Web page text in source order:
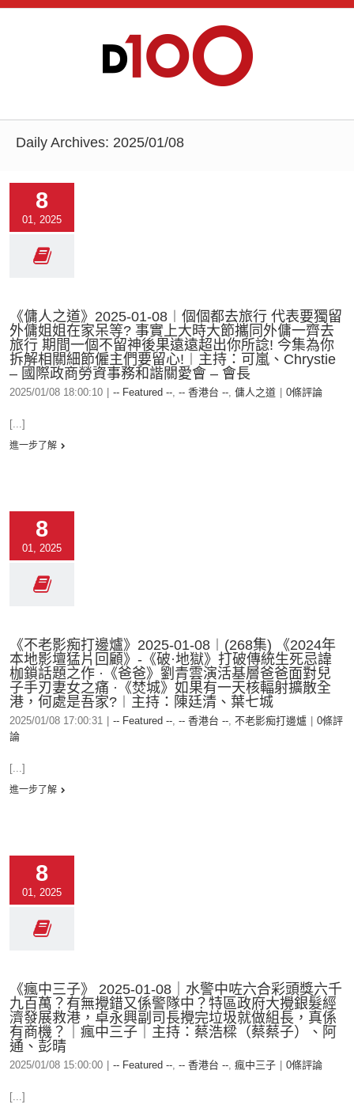
Daily Archives: 2025/01/08
8
01, 2025
《傭人之道》2025-01-08︱個個都去旅行 代表要獨留
外傭姐姐在家呆等? 事實上大時大節攜同外傭一齊去
旅行 期間一個不留神後果遠遠超出你所諗! 今集為你
拆解相關細節僱主們要留心!︱主持：可嵐、Chrystie
– 國際政商勞資事務和諧關愛會 – 會長
2025/01/08 18:00:10 -- Featured --, -- 香港台 --, 傭人之道 0條評論
[...]
進一步了解
8
01, 2025
《不老影痴打邊爐》2025-01-08︱(268集) 《2024年
本地影壇猛片回顧》-《破·地獄》打破傳統生死忌諱
枷鎖話題之作 ·《爸爸》劉青雲演活基層爸爸面對兒
子手刃妻女之痛 ·《焚城》如果有一天核輻射擴散全
港，何處是吾家?︱主持：陳廷清、葉七城
2025/01/08 17:00:31 -- Featured --, -- 香港台 --, 不老影痴打邊爐
0條評
論
[...]
進一步了解
8
01, 2025
《瘋中三子》 2025-01-08｜水警中咗六合彩頭獎六千
九百萬？有無攪錯又係警隊中？特區政府大攪銀髮經
濟發展救港，卓永興副司長攪完垃圾就做組長，真係
有商機？｜瘋中三子｜主持：蔡浩樑（蔡蔡子）、阿
通、彭晴
2025/01/08 15:00:00 -- Featured --, -- 香港台 --, 瘋中三子 0條評論
[...]